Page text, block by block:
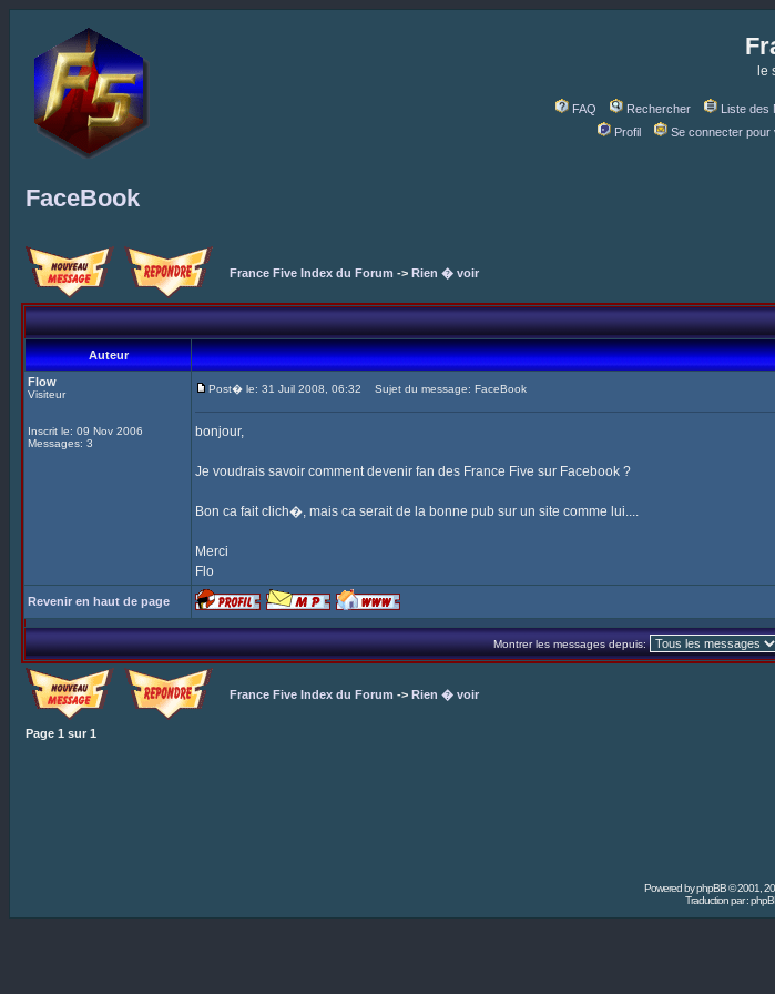
le
FAQ Rechercher Liste des
Profil
Se connecter
FaceBook
France Five Index du Forum -> Rien � voir
Auteur
Flow
Visiteur
Inscrit le: 09 Nov 2006
Messages: 3
Post� le: 31 Juil 2008, 06:32 Sujet du message: FaceBook
bonjour,
Je voudrais savoir comment devenir fan des France Five sur Facebook ?
Bon ca fait clich�, mais ca serait de la bonne pub sur un site comme lui....
Merci
Flo
Revenir en haut de page
Montrer les messages depuis:
France Five Index du Forum -> Rien � voir
Page 1 sur 1
Powered byphpBB© 2001,
Traduction par :